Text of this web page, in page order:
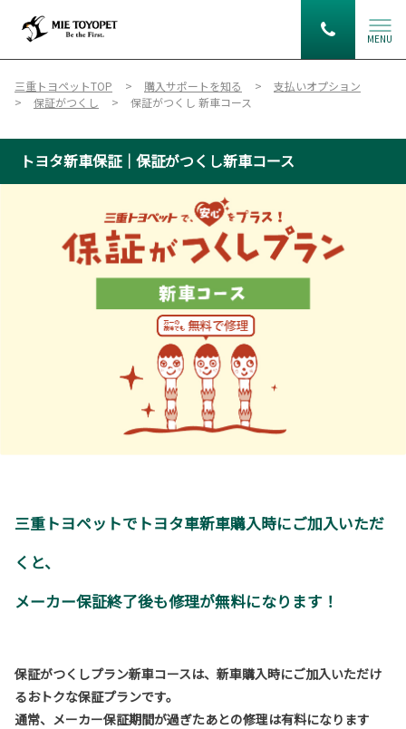
MENU
三重トヨペットTOP 購入サポートを知る
支払いオプション
保証がつくし
保証がつくし 新車コース
トヨタ新車保証｜保証がつくし新車コース
三重トヨペットでトヨタ車新車購入時にご加入いただ
くと、
メーカー保証終了後も修理が無料になります！
保証がつくしプラン新車コースは、新車購入時にご加入いただけ
るおトクな保証プランです。
通常、メーカー保証期間が過ぎたあとの修理は有料になります